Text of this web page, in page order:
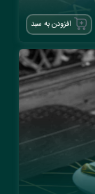
افزودن به سبد